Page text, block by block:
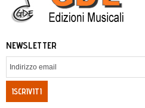
NEWSLETTER
ISCRIVITI